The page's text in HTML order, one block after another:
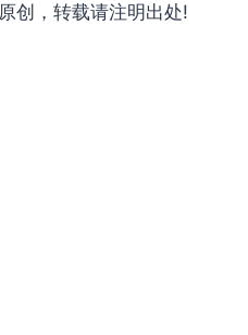
创，转载请注明出处!